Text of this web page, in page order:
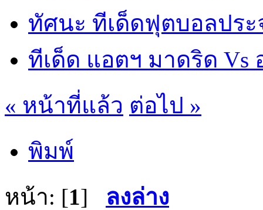
ทัศนะ ทีเด็ดฟุตบอลประ
ทีเด็ด แอตฯ มาดริด Vs
« หน้าที่แล้ว ต่อไป »
พิมพ์
หน้า: [1] ลงล่าง